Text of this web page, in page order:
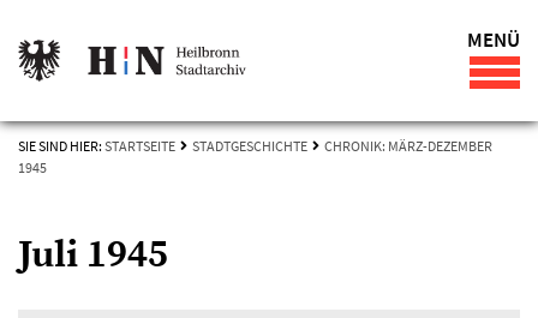
MENÜ
SIE SIND HIER: STARTSEITE STADTGESCHICHTE
CHRONIK: MÄRZ-DEZEMBER
1945
Juli 1945